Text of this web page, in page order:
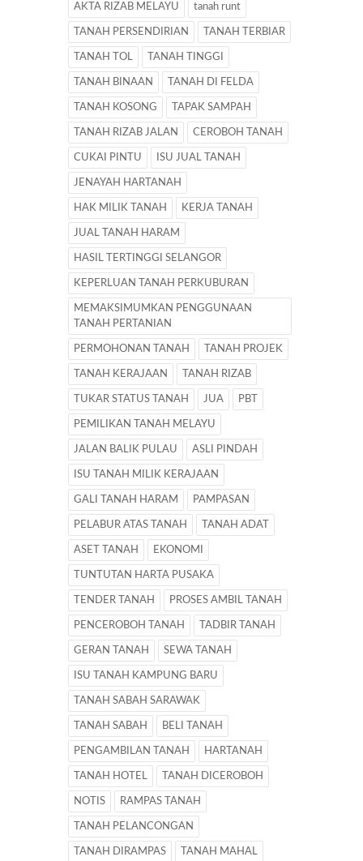
AKTA RIZAB MELAYU tanah runt
TANAH PERSENDIRIAN TANAH TERBIAR
TANAH TOL TANAH TINGGI
TANAH BINAAN TANAH DI FELDA
TANAH KOSONG TAPAK SAMPAH
TANAH RIZAB JALAN CEROBOH TANAH
CUKAI PINTU ISU JUAL TANAH
JENAYAH HARTANAH
HAK MILIK TANAH KERJA TANAH
JUAL TANAH HARAM
HASIL TERTINGGI SELANGOR
KEPERLUAN TANAH PERKUBURAN
MEMAKSIMUMKAN PENGGUNAAN
TANAH PERTANIAN
PERMOHONAN TANAH TANAH PROJEK
TANAH KERAJAAN TANAH RIZAB
TUKAR STATUS TANAH JUA PBT
PEMILIKAN TANAH MELAYU
JALAN BALIK PULAU ASLI PINDAH
ISU TANAH MILIK KERAJAAN
GALI TANAH HARAM PAMPASAN
PELABUR ATAS TANAH TANAH ADAT
ASET TANAH EKONOMI
TUNTUTAN HARTA PUSAKA
TENDER TANAH PROSES AMBIL TANAH
PENCEROBOH TANAH TADBIR TANAH
GERAN TANAH SEWA TANAH
ISU TANAH KAMPUNG BARU
TANAH SABAH SARAWAK
TANAH SABAH BELI TANAH
PENGAMBILAN TANAH HARTANAH
TANAH HOTEL TANAH DICEROBOH
NOTIS RAMPAS TANAH
TANAH PELANCONGAN
TANAH DIRAMPAS TANAH MAHAL